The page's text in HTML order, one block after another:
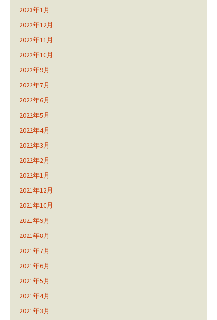
2023年1月
2022年12月
2022年11月
2022年10月
2022年9月
2022年7月
2022年6月
2022年5月
2022年4月
2022年3月
2022年2月
2022年1月
2021年12月
2021年10月
2021年9月
2021年8月
2021年7月
2021年6月
2021年5月
2021年4月
2021年3月